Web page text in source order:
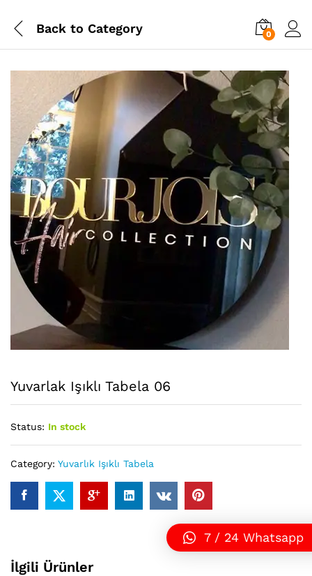
Back to Category 0
Yuvarlak Işıklı Tabela 06
Status: In stock
Category: Yuvarlık Işıklı Tabela
İlgili Ürünler
7 / 24 Whatsapp